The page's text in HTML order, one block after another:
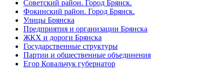
Советский район. Город Брянск.
Фокинский район. Город Брянск.
Улицы Брянска
Предприятия и организации Брянска
ЖКХ и дороги Брянска
Государственные структуры
Партии и общественные объединения
Егор Ковальчук губернатор